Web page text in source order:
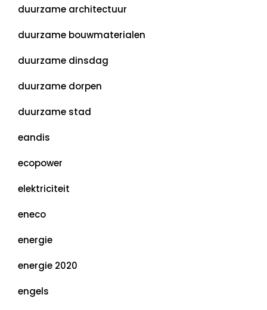
duurzame architectuur
duurzame bouwmaterialen
duurzame dinsdag
duurzame dorpen
duurzame stad
eandis
ecopower
elektriciteit
eneco
energie
energie 2020
engels